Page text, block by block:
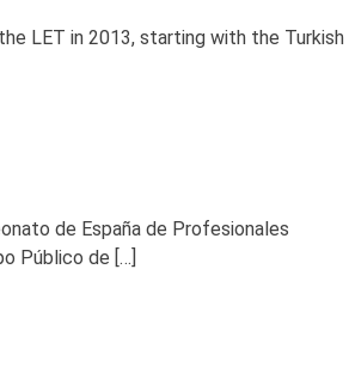
LET in 2013, starting with the Turkish
de España de Profesionales
Público de […]